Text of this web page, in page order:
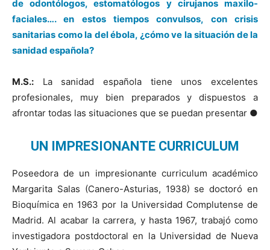
de odontólogos, estomatólogos y cirujanos maxilo-
faciales…. en estos tiempos convulsos, con crisis
sanitarias como la del ébola, ¿cómo ve la situación de la
sanidad española?
M.S.: La sanidad española tiene unos excelentes
profesionales, muy bien preparados y dispuestos a
afrontar todas las situaciones que se puedan presentar ●
UN IMPRESIONANTE CURRICULUM
Poseedora de un impresionante curriculum académico
Margarita Salas (Canero-Asturias, 1938) se doctoró en
Bioquímica en 1963 por la Universidad Complutense de
Madrid. Al acabar la carrera, y hasta 1967, trabajó como
investigadora postdoctoral en la Universidad de Nueva